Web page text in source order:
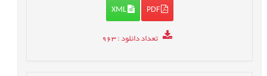
PDF
XML
تعداد دانلود: 963